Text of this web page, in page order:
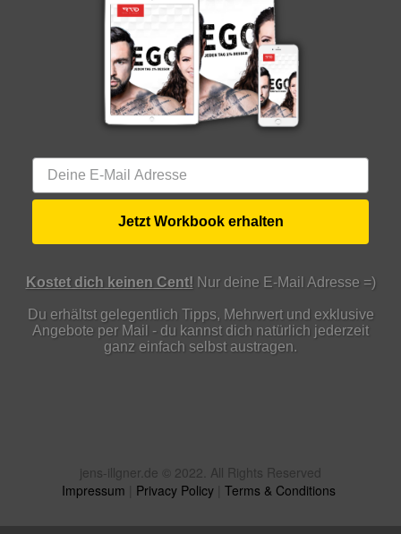
Jetzt Workbook erhalten
Kostet dich keinen Cent! Nur deine E-Mail Adresse =)
Du erhältst gelegentlich Tipps, Mehrwert und exklusive
Angebote per Mail - du kannst dich natürlich jederzeit
ganz einfach selbst austragen.
jens-illgner.de © 2022. All Rights Reserved
Impressum
Privacy Policy Terms & Conditions